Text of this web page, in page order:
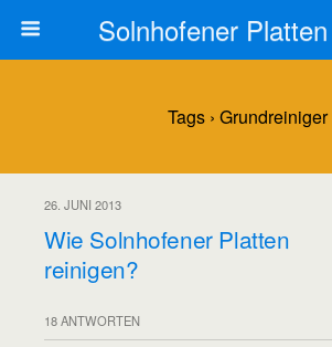
Solnhofener
Tags › Grundreiniger
26. JUNI 2013
Wie Solnhofener Platten
reinigen?
18 ANTWORTEN